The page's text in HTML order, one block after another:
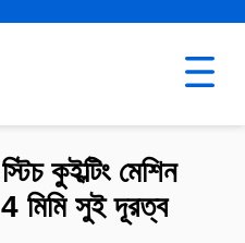
কুইল্টিং মেশিন
সুই দূরত্ব